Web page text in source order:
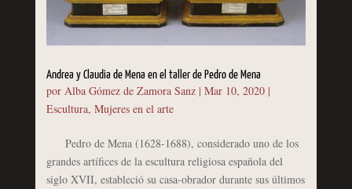
Andrea y Claudia de Mena en el taller de Pedro de Mena
por Alba Gómez de Zamora Sanz| Mar 10, 2020|
Escultura, Mujeres en el arte
Pedro de Mena (1628-1688), considerado uno de los
grandes artífices de la escultura religiosa española del
siglo XVII, estableció su casa-obrador durante sus últimos